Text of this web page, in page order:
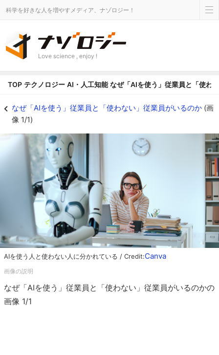
科学を好きな人を増やすメディア、ナゾロジー！
Love science , enjoy !
TOP テクノロジー AI・人工知能 なぜ「AIを使う」従業員と「使わ
なぜ「AIを使う」従業員と「使わない」従業員がいるのか (画
像 1/1)
AIを使う人と使わない人に分かれている / Credit:Canva
なぜ「AIを使う」従業員と「使わない」従業員がいるのかの
画像 1/1